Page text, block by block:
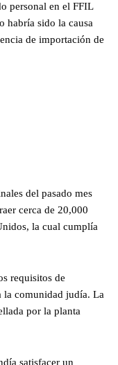
personal en el FFIL
habría sido la causa
de importación de
del pasado mes
cerca de 20,000
la cual cumplía
requisitos de
la comunidad judía. La
por la planta
satisfacer un